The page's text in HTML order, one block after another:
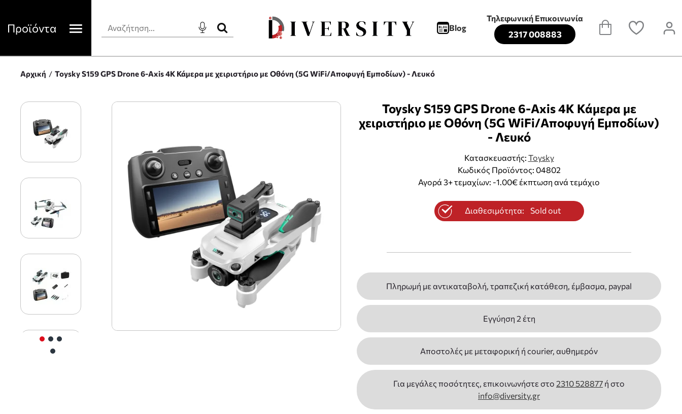
Προϊόντα Blog
Τηλεφωνική Επικοινωνία
2317 008883
Αρχική Toysky S159 GPS Drone 6-Axis 4K Κάμερα με χειριστήριο με Οθόνη (5G WiFi/Αποφυγή Εμποδίων) - Λευκό
Toysky S159 GPS Drone 6-Axis 4K Κάμερα με
χειριστήριο με Οθόνη (5G WiFi/Αποφυγή Εμποδίων)
- Λευκό
Κατασκευαστής: Toysky
Κωδικός Προϊόντος: 04802
Αγορά 3+ τεμαχίων: -1.00€ έκπτωση ανά τεμάχιο
Διαθεσιμότητα: Sold out
Πληρωμή με αντικαταβολή, τραπεζική κατάθεση, έμβασμα, paypal
Εγγύηση 2 έτη
Αποστολές με μεταφορική ή courier, αυθημερόν
Για μεγάλες ποσότητες, επικοινωνήστε στο 2310 528877 ή στο
info@diversity.gr